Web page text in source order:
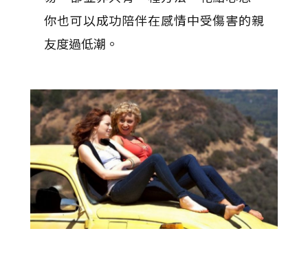
你也可以成功陪伴在感情中受傷害的親
友度過低潮。